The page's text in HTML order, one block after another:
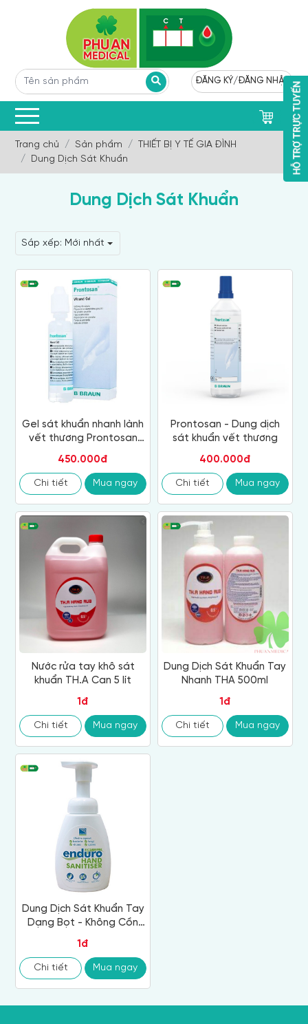
ĐĂNG KÝ/ĐĂNG NHẬP
Trang chủ Sản phẩm
THIẾT BỊ Y TẾ GIA ĐÌNH
Dung Dịch Sát Khuẩn
Dung Dịch Sát Khuẩn
Sắp xếp: Mới nhất
Gel sát khuẩn nhanh lành
vết thương Prontosan
450.000đ
Chi tiết Mua ngay
Prontosan - Dung dịch
sát khuẩn vết thương
400.000đ
Chi tiết Mua ngay
Nước rửa tay khô sát
khuẩn TH.A Can 5 lít
1đ
Chi tiết Mua ngay
Dung Dịch Sát Khuẩn Tay
Nhanh THA 500ml
1đ
Chi tiết Mua ngay
Dung Dịch Sát Khuẩn Tay
Dạng Bọt - Không Cồn
1đ
Chi tiết Mua ngay